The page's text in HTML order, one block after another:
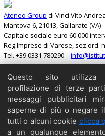
Ateneo Group di Vinci Vito
Mantova 6, 21013, Gallarate (VA) -
Capitale sociale euro 60.000
Reg.Imprese di Varese, sez.ord.
Tel. +39 0331 780290 –
Cerca
Home
Il Barbarossa
Collabora
Contattaci
Questo sito
profilazione di terze
messaggi pubblicitari
saperne di più o negare
tutti o alcuni cookie clicca
a un qualunque